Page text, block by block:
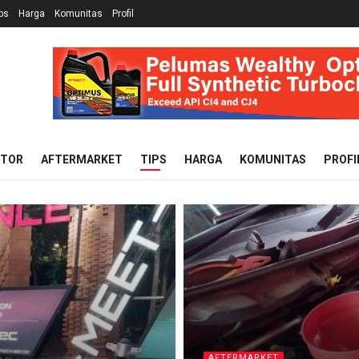
Harga Komunitas Profil
AFTERMARKET TIPS HARGA KOMUNITAS